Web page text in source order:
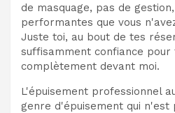
de masquage, pas de
performantes que vous
Juste toi, au bout de tes
suffisamment confiance pour
complètement devant moi.
L'épuisement professionnel
genre d'épuisement qui